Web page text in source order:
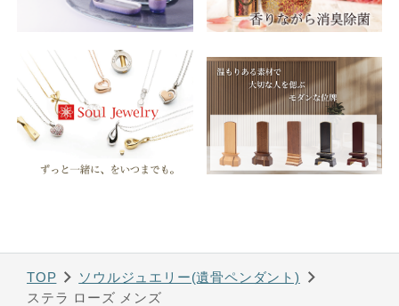
TOP
ソウルジュエリー(遺骨ペンダント)
ステラ ローズ メンズ